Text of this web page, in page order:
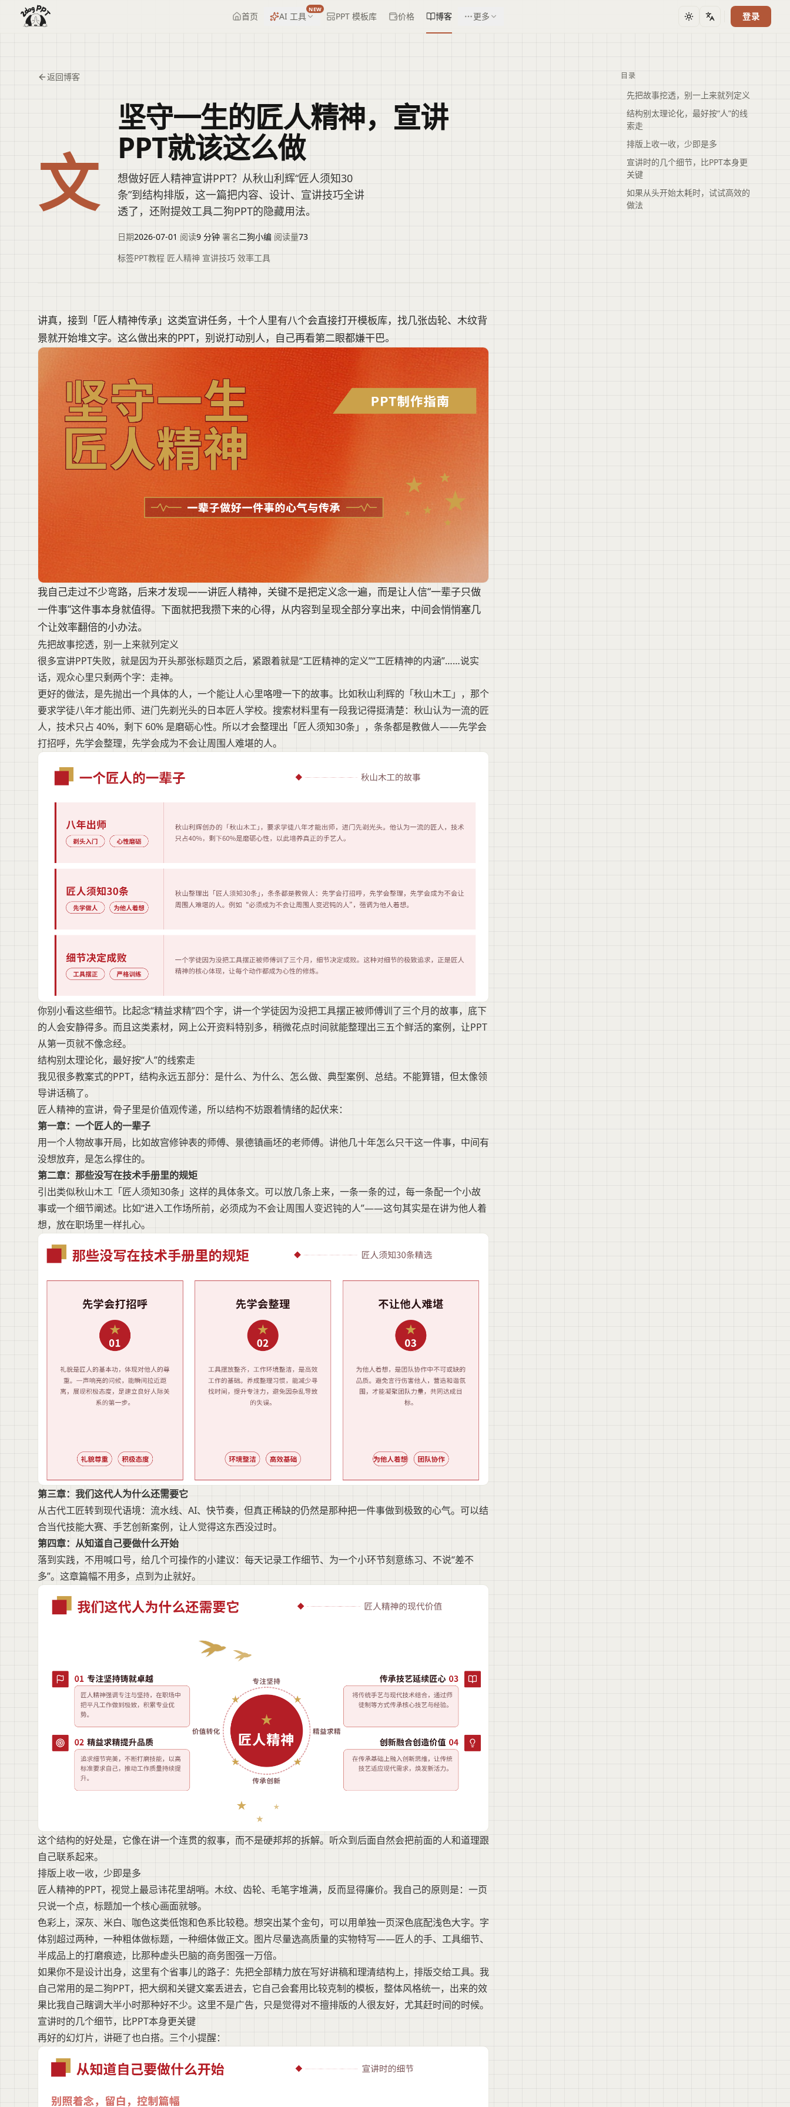
首页 AI 工具
NEW
PPT 模板库 价格 博客 更多 主题 语言 登录
返回博客
文
坚守一生的匠人精神，宣讲
PPT就该这么做
想做好匠人精神宣讲PPT？从秋山利辉“匠人须知30
条”到结构排版，这一篇把内容、设计、宣讲技巧全讲
透了，还附提效工具二狗PPT的隐藏用法。
日期2026-07-01 阅读9 分钟 署名二狗小编 阅读量73
标签PPT教程 匠人精神 宣讲技巧 效率工具
讲真，接到「匠人精神传承」这类宣讲任务，十个人里有八个会直接打开模板库，找几张齿轮、木纹背
景就开始堆文字。这么做出来的PPT，别说打动别人，自己再看第二眼都嫌干巴。
我自己走过不少弯路，后来才发现——讲匠人精神，关键不是把定义念一遍，而是让人信“一辈子只做
一件事”这件事本身就值得。下面就把我攒下来的心得，从内容到呈现全部分享出来，中间会悄悄塞几
个让效率翻倍的小办法。
先把故事挖透，别一上来就列定义
很多宣讲PPT失败，就是因为开头那张标题页之后，紧跟着就是“工匠精神的定义”“工匠精神的内涵”……说实
话，观众心里只剩两个字：走神。
更好的做法，是先抛出一个具体的人，一个能让人心里咯噔一下的故事。比如秋山利辉的「秋山木工」，那个
要求学徒八年才能出师、进门先剃光头的日本匠人学校。搜索材料里有一段我记得挺清楚：秋山认为一流的匠
人，技术只占 40%，剩下 60% 是磨砺心性。所以才会整理出「匠人须知30条」，条条都是教做人——先学会
打招呼，先学会整理，先学会成为不会让周围人难堪的人。
你别小看这些细节。比起念“精益求精”四个字，讲一个学徒因为没把工具摆正被师傅训了三个月的故事，底下
的人会安静得多。而且这类素材，网上公开资料特别多，稍微花点时间就能整理出三五个鲜活的案例，让PPT
从第一页就不像念经。
结构别太理论化，最好按“人”的线索走
我见很多教案式的PPT，结构永远五部分：是什么、为什么、怎么做、典型案例、总结。不能算错，但太像领
导讲话稿了。
匠人精神的宣讲，骨子里是价值观传递，所以结构不妨跟着情绪的起伏来：
第一章：一个匠人的一辈子
用一个人物故事开局，比如故宫修钟表的师傅、景德镇画坯的老师傅。讲他几十年怎么只干这一件事，中间有
没想放弃，是怎么撑住的。
第二章：那些没写在技术手册里的规矩
引出类似秋山木工「匠人须知30条」这样的具体条文。可以放几条上来，一条一条的过，每一条配一个小故
事或一个细节阐述。比如“进入工作场所前，必须成为不会让周围人变迟钝的人”——这句其实是在讲为他人着
想，放在职场里一样扎心。
第三章：我们这代人为什么还需要它
从古代工匠转到现代语境：流水线、AI、快节奏，但真正稀缺的仍然是那种把一件事做到极致的心气。可以结
合当代技能大赛、手艺创新案例，让人觉得这东西没过时。
第四章：从知道自己要做什么开始
落到实践，不用喊口号，给几个可操作的小建议：每天记录工作细节、为一个小环节刻意练习、不说“差不
多”。这章篇幅不用多，点到为止就好。
这个结构的好处是，它像在讲一个连贯的叙事，而不是硬邦邦的拆解。听众到后面自然会把前面的人和道理跟
自己联系起来。
排版上收一收，少即是多
匠人精神的PPT，视觉上最忌讳花里胡哨。木纹、齿轮、毛笔字堆满，反而显得廉价。我自己的原则是：一页
只说一个点，标题加一个核心画面就够。
色彩上，深灰、米白、咖色这类低饱和色系比较稳。想突出某个金句，可以用单独一页深色底配浅色大字。字
体别超过两种，一种粗体做标题，一种细体做正文。图片尽量选高质量的实物特写——匠人的手、工具细节、
半成品上的打磨痕迹，比那种虚头巴脑的商务图强一万倍。
如果你不是设计出身，这里有个省事儿的路子：先把全部精力放在写好讲稿和理清结构上，排版交给工具。我
自己常用的是二狗PPT，把大纲和关键文案丢进去，它自己会套用比较克制的模板，整体风格统一，出来的效
果比我自己瞎调大半小时那种好不少。这里不是广告，只是觉得对不擅排版的人很友好，尤其赶时间的时候。
宣讲时的几个细节，比PPT本身更关键
再好的幻灯片，讲砸了也白搭。三个小提醒：
目录
先把故事挖透，别一上来就列定义
结构别太理论化，最好按“人”的线
索走
排版上收一收，少即是多
宣讲时的几个细节，比PPT本身更
关键
如果从头开始太耗时，试试高效的
做法